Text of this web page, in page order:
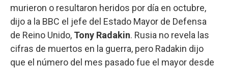
murieron o resultaron heridos por día en octubre,
dijo a la BBC el jefe del Estado Mayor de Defensa
de Reino Unido, Tony Radakin. Rusia no revela las
cifras de muertos en la guerra, pero Radakin dijo
que el número del mes pasado fue el mayor desde